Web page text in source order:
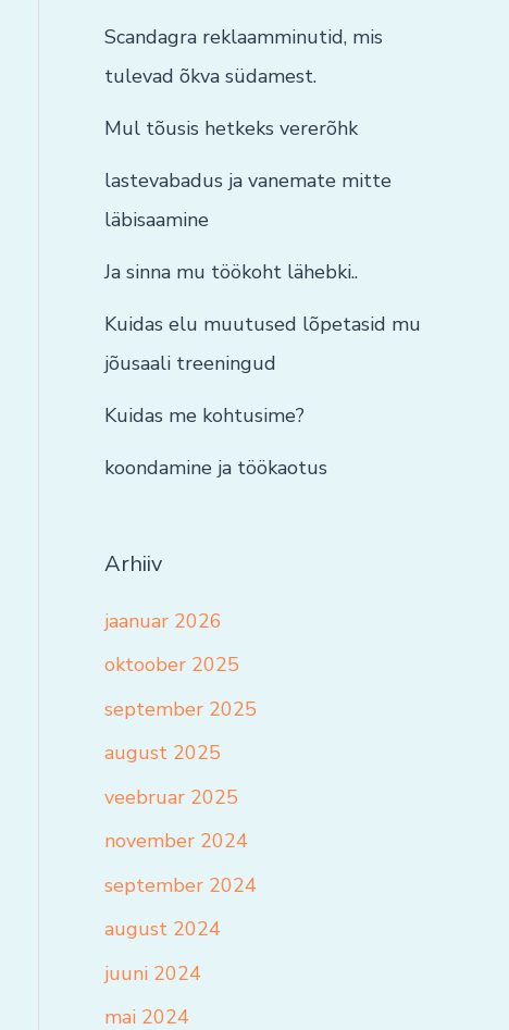
Scandagra reklaamminutid, mis
tulevad õkva südamest.
Mul tõusis hetkeks vererõhk
lastevabadus ja vanemate mitte
läbisaamine
Ja sinna mu töökoht lähebki..
Kuidas elu muutused lõpetasid mu
jõusaali treeningud
Kuidas me kohtusime?
koondamine ja töökaotus
Arhiiv
jaanuar 2026
oktoober 2025
september 2025
august 2025
veebruar 2025
november 2024
september 2024
august 2024
juuni 2024
mai 2024